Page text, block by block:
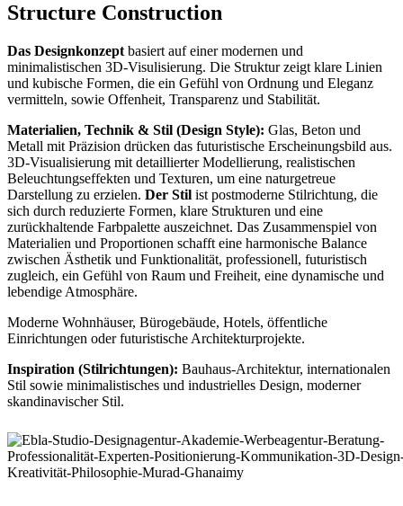
Structure Construction
Das Designkonzept basiert auf einer modernen und
minimalistischen 3D-Visulisierung. Die Struktur zeigt klare Linien
und kubische Formen, die ein Gefühl von Ordnung und Eleganz
vermitteln, sowie Offenheit, Transparenz und Stabilität.
Materialien, Technik & Stil (Design Style): Glas, Beton und
Metall mit Präzision drücken das futuristische Erscheinungsbild aus.
3D-Visualisierung mit detaillierter Modellierung, realistischen
Beleuchtungseffekten und Texturen, um eine naturgetreue
Darstellung zu erzielen. Der Stil ist postmoderne Stilrichtung, die
sich durch reduzierte Formen, klare Strukturen und eine
zurückhaltende Farbpalette auszeichnet. Das Zusammenspiel von
Materialien und Proportionen schafft eine harmonische Balance
zwischen Ästhetik und Funktionalität, professionell, futuristisch
zugleich, ein Gefühl von Raum und Freiheit, eine dynamische und
lebendige Atmosphäre.
Moderne Wohnhäuser, Bürogebäude, Hotels, öffentliche
Einrichtungen oder futuristische Architekturprojekte.
Inspiration (Stilrichtungen): Bauhaus-Architektur, internationalen
Stil sowie minimalistisches und industrielles Design, moderner
skandinavischer Stil.